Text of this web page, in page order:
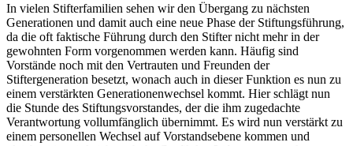
In vielen Stifterfamilien sehen wir den Übergang zu nächsten
Generationen und damit auch eine neue Phase der Stiftungsführung,
da die oft faktische Führung durch den Stifter nicht mehr in der
gewohnten Form vorgenommen werden kann. Häufig sind
Vorstände noch mit den Vertrauten und Freunden der
Stiftergeneration besetzt, wonach auch in dieser Funktion es nun zu
einem verstärkten Generationenwechsel kommt. Hier schlägt nun
die Stunde des Stiftungsvorstandes, der die ihm zugedachte
Verantwortung vollumfänglich übernimmt. Es wird nun verstärkt zu
einem personellen Wechsel auf Vorstandsebene kommen und